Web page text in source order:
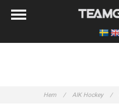
Hem / AIK Hockey /